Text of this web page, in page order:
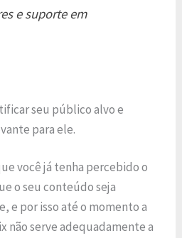
e suporte em
seu público alvo e
para ele.
você já tenha percebido o
o seu conteúdo seja
e por isso até o momento a
não serve adequadamente a